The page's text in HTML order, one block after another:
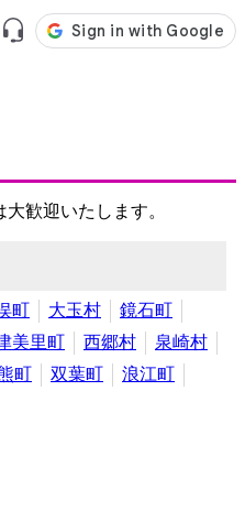
歓迎いたします。
町 大玉村
鏡石町
美里町 西郷村
泉崎村
町 双葉町
浪江町